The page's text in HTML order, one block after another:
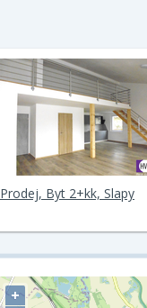
Prodej, Byt 2+kk, Slapy
+